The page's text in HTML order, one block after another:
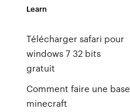
Learn
Télécharger safari pour
windows 7 32 bits
gratuit
Comment faire une base
minecraft